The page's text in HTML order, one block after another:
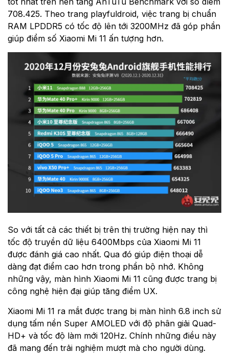
708.425. Theo trang playfuldroid, việc trang bị chuẩn
RAM LPDDR5 có tốc độ lên tới 3200MHz đã góp phần
giúp điểm số Xiaomi Mi 11 ấn tượng hơn.
So với tất cả các thiết bị trên thị trường hiện nay thì
tốc độ truyền dữ liệu 6400Mbps của Xiaomi Mi 11
được đánh giá cao nhất. Qua đó giúp điện thoại dễ
dàng đạt điểm cao hơn trong phần bộ nhớ. Không
những vậy, màn hình Xiaomi Mi 11 cũng được trang bị
công nghệ hiện đại giúp tăng điểm UX.
Xiaomi Mi 11 ra mắt được trang bị màn hình 6.8 inch sử
dụng tấm nền Super AMOLED với độ phân giải Quad-
HD+ và tốc độ làm mới 120Hz. Chính những điều này
đã mang đến trải nghiệm mượt mà cho người dùng.